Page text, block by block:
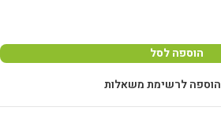
הוספה לסל
הוספה לרשימת משאלות